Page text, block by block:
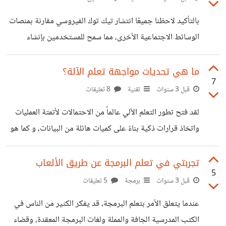
سأشارك تجربتي الشخصية وآرائي حول كيفية الانتقال من تطوير
الفرونت اند إلى تطوير الباك اند. أولاً، من المهم فهم الاختلاف
الأساسي بين تطوير
بالتأكيد لاحظنا جميعًا انتشار تيك توك الفيروسي مقارنة بمنصات
الوسائط الاجتماعية الأخرى، مما سمح للمستخدمين بإنشاء
مقاطع فيديو قصيرة ومشاركتها مع ملايين الأشخاص حول
العالم. وما يميز تيك توك عن منصات الوسائط الاجتماعية الأخرى
فعليًا هو الخوارزمية المتقدمة والمتطورة، والتي يبدو أنها قادرة
على التنبؤ بالضبط بنوع المحتوى الذي يريد المستخدمون رؤيته.
إذن، ما هو سر خوارزميات تيك توك المتقدمة، وكيف تعمل؟ أولاً
وقبل كل شيء، تم بناء خوارزمية تيك توك على التعلم الآلي
وتكنولوجيا الذكاء الاصطناعي. هذا يعني أن
7
ما هي تحديات مواجهة تعلم الآلة؟
قبل 3 سنوات تقنية
لقد فتح تطور التعلم الآلي عالماً من الاحتمالات لأتمتة العمليات
واتخاذ قرارات ذكية بناءً على كميات هائلة من البيانات، و كما هو
الحال مع أي تقنية السؤال المطروح هو هل يمكننا أن نواجهها أو
أن نقوم بخداعها؟ وإذا كان الأمر كذلك ما مدى صعوبة ذلك؟
بدايةً دعونا نتعرف على ماهية تعلم الآلة بشكل بسيط، التعلم
بالتعلم والتحسين من تلقاء نفسها دون أن تتم برمجتها بشكل
5
تجربتي في تعلم البرمجة عن طريق الألعاب
قبل 3 سنوات برمجة
عندما يتعلق الأمر بتعلم البرمجة، قد يفكر الكثير من الناس في
الكتب المدرسية الجافة والمملة ولغات البرمجة المعقدة، وقضاء